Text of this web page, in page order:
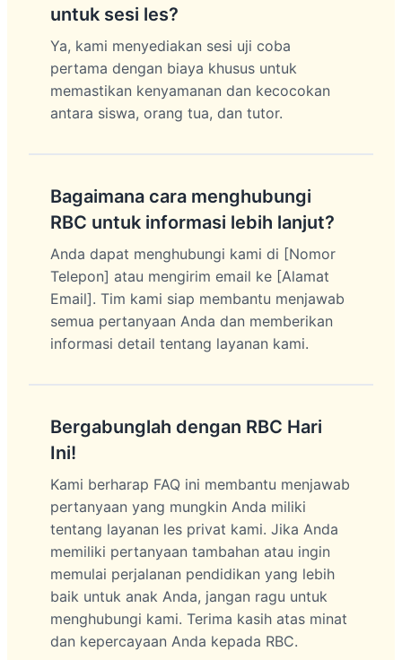
untuk sesi les?
Ya, kami menyediakan sesi uji coba
pertama dengan biaya khusus untuk
memastikan kenyamanan dan kecocokan
antara siswa, orang tua, dan tutor.
Bagaimana cara menghubungi
RBC untuk informasi lebih lanjut?
Anda dapat menghubungi kami di [Nomor
Telepon] atau mengirim email ke [Alamat
Email]. Tim kami siap membantu menjawab
semua pertanyaan Anda dan memberikan
informasi detail tentang layanan kami.
Bergabunglah dengan RBC Hari
Ini!
Kami berharap FAQ ini membantu menjawab
pertanyaan yang mungkin Anda miliki
tentang layanan les privat kami. Jika Anda
memiliki pertanyaan tambahan atau ingin
memulai perjalanan pendidikan yang lebih
baik untuk anak Anda, jangan ragu untuk
menghubungi kami. Terima kasih atas minat
dan kepercayaan Anda kepada RBC.